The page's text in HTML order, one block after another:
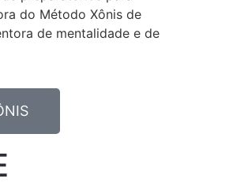
do Método Xônis de
de mentalidade e de